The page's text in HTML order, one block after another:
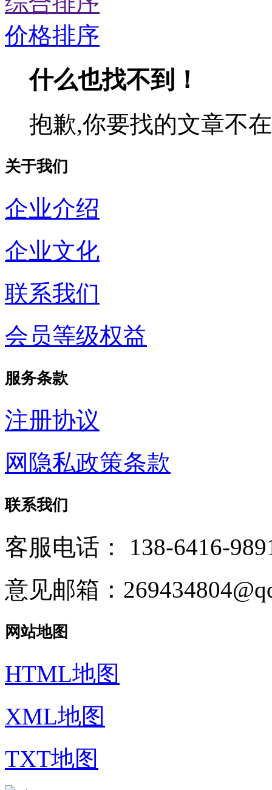
价格排序
什么也找不到！
抱歉,你要找的文章不
关于我们
企业介绍
企业文化
联系我们
会员等级权益
服务条款
注册协议
网隐私政策条款
联系我们
客服电话： 138-6416-
意见邮箱：
网站地图
HTML地图
XML地图
TXT地图